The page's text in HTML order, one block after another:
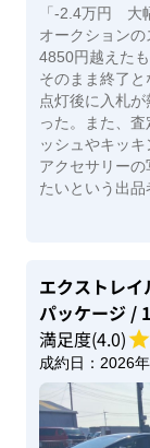
「-2.4万円 大
オークション
4850円越えた
そのまま終了
点灯後に入札
った。また、
ッシュやキッ
アクセサリー
たいという出品
エクストレイ
パッケージ /
満足度(4.0)
成約日： 2026